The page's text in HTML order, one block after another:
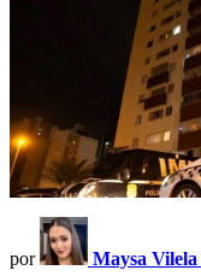
por Maysa Vilela